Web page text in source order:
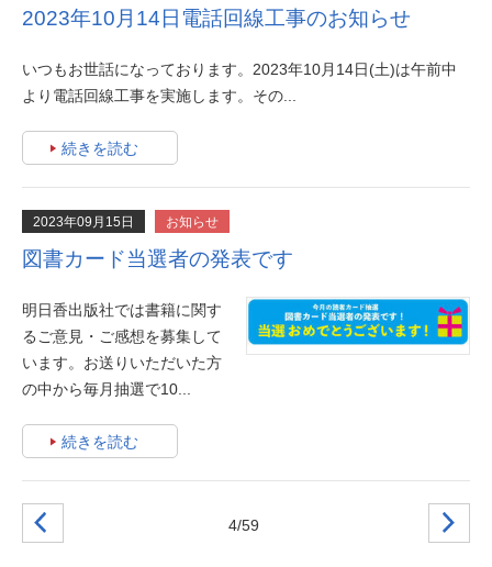
2023年10月14日電話回線工事のお知らせ
いつもお世話になっております。2023年10月14日(土)は午前中
より電話回線工事を実施します。その...
続きを読む
2023年09月15日 お知らせ
図書カード当選者の発表です
明日香出版社では書籍に関す
るご意見・ご感想を募集して
います。お送りいただいた方
の中から毎月抽選で10...
続きを読む
4/59